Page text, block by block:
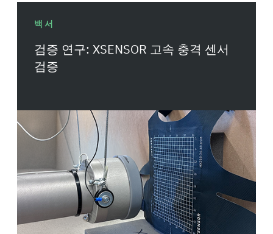
백서
검증 연구: XSENSOR 고속 충격 센서
검증